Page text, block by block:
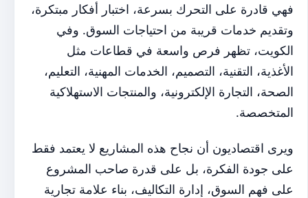
فهي قادرة على التحرك بسرعة، اختبار أفكار مبتكرة،
وتقديم خدمات قريبة من احتياجات السوق. وفي
الكويت، تظهر فرص واسعة في قطاعات مثل
الأغذية، التقنية، التصميم، الخدمات المهنية، التعليم،
الصحة، التجارة الإلكترونية، والمنتجات الاستهلاكية
المتخصصة.
ويرى اقتصاديون أن نجاح هذه المشاريع لا يعتمد فقط
على جودة الفكرة، بل على قدرة صاحب المشروع
على فهم السوق، إدارة التكاليف، بناء علامة تجارية